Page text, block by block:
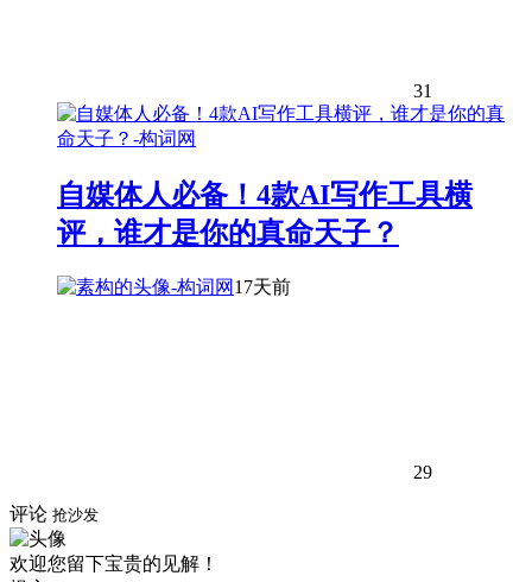
31
自媒体人必备！4款AI写作工具横
评，谁才是你的真命天子？
17天前
29
评论 抢沙发
欢迎您留下宝贵的见解！